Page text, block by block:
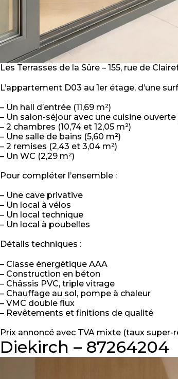
Les Terrasses de la Sûre – 155, rue de
L’appartement D03 au 1er étage, d’une
– Un hall d’entrée (11,69 m²)
– Un salon-séjour avec une cuisine ouverte
– 2 chambres (10,74 et 12,05 m²)
– Une salle de bains (5,60 m²)
– 2 remises (2,43 et 3,04 m²)
– Un WC (2,29 m²)
Pour compléter l’ensemble :
– Une cave privative
– Un local à vélos
– Un local technique
– Un local à poubelles
Détails techniques :
– Classe énergétique AAA
– Construction en béton
– Châssis PVC, triple vitrage
– Chauffage au sol, pompe à chaleur
– VMC double flux
– Revêtements et finitions de qualité
Prix annoncé avec TVA mixte (taux
Diekirch – 87264204